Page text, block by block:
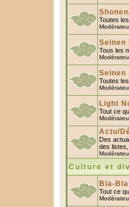
Toutes
Seinen
Tous les
Seinen
Toutes
Light
Tout ce
Actu/
Des
des
Culture et
Bla-Bla
Tout ce